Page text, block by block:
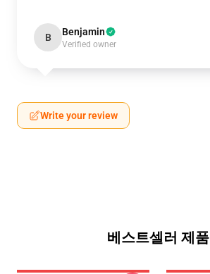
B Benjamin
Verified owner
Write your review
베스트셀러 제품